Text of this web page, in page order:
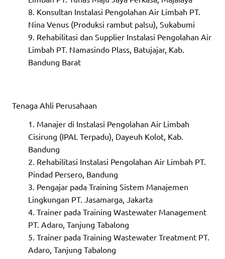
Konsultan Instalasi Pengolahan Air Limbah PT.
Nina Venus (Produksi rambut palsu), Sukabumi
Rehabilitasi dan Supplier Instalasi Pengolahan Air
Limbah PT. Namasindo Plass, Batujajar, Kab.
Bandung Barat
Tenaga Ahli Perusahaan
Manajer di Instalasi Pengolahan Air Limbah
Cisirung (IPAL Terpadu), Dayeuh Kolot, Kab.
Bandung
Rehabilitasi Instalasi Pengolahan Air Limbah PT.
Pindad Persero, Bandung
Pengajar pada Training Sistem Manajemen
Lingkungan PT. Jasamarga, Jakarta
Trainer pada Training Wastewater Management
PT. Adaro, Tanjung Tabalong
Trainer pada Training Wastewater Treatment PT.
Adaro, Tanjung Tabalong